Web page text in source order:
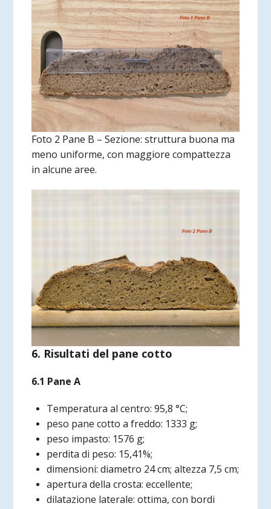
Foto 2 Pane B – Sezione: struttura buona ma
meno uniforme, con maggiore compattezza
in alcune aree.
6. Risultati del pane cotto
6.1 Pane A
Temperatura al centro: 95,8 °C;
peso pane cotto a freddo: 1333 g;
peso impasto: 1576 g;
perdita di peso: 15,41%;
dimensioni: diametro 24 cm; altezza 7,5 cm;
apertura della crosta: eccellente;
dilatazione laterale: ottima, con bordi